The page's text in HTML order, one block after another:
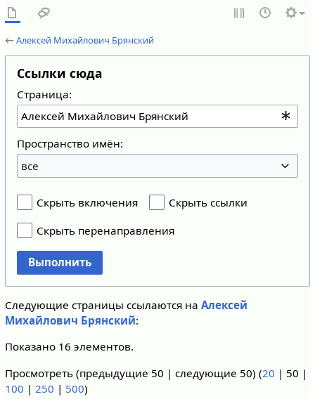
←Алексей Михайлович Брянский
Ссылки сюда
Страница:
Пространство имён:
все
Скрыть включения
Скрыть ссылки
Скрыть перенаправления
Выполнить
Следующие страницы ссылаются на Алексей
Михайлович Брянский:
Показано 16 элементов.
Просмотреть (предыдущие 50 | следующие 50) (20 | 50 |
100 | 250 | 500)